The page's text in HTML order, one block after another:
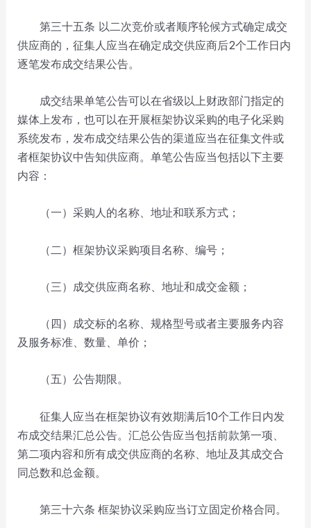
第三十五条 以二次竞价或者顺序轮候方式确定成交
供应商的，征集人应当在确定成交供应商后2个工作日内
逐笔发布成交结果公告。
成交结果单笔公告可以在省级以上财政部门指定的
媒体上发布，也可以在开展框架协议采购的电子化采购
系统发布，发布成交结果公告的渠道应当在征集文件或
者框架协议中告知供应商。单笔公告应当包括以下主要
内容：
（一）采购人的名称、地址和联系方式；
（二）框架协议采购项目名称、编号；
（三）成交供应商名称、地址和成交金额；
（四）成交标的名称、规格型号或者主要服务内容
及服务标准、数量、单价；
（五）公告期限。
征集人应当在框架协议有效期满后10个工作日内发
布成交结果汇总公告。汇总公告应当包括前款第一项、
第二项内容和所有成交供应商的名称、地址及其成交合
同总数和总金额。
第三十六条 框架协议采购应当订立固定价格合同。